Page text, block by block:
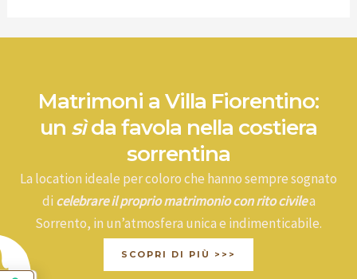
Matrimoni a Villa Fiorentino:
un sìda favola nella costiera
sorrentina
La location ideale per coloro che hanno sempre sognato
di celebrare il proprio matrimonio con rito civilea
Sorrento, in un’atmosfera unica e indimenticabile.
SCOPRI DI PIÙ >>>